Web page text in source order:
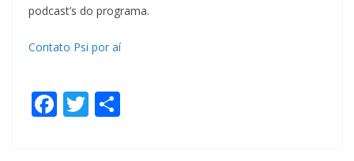
podcast’s do programa.
Contato Psi por aí
F T